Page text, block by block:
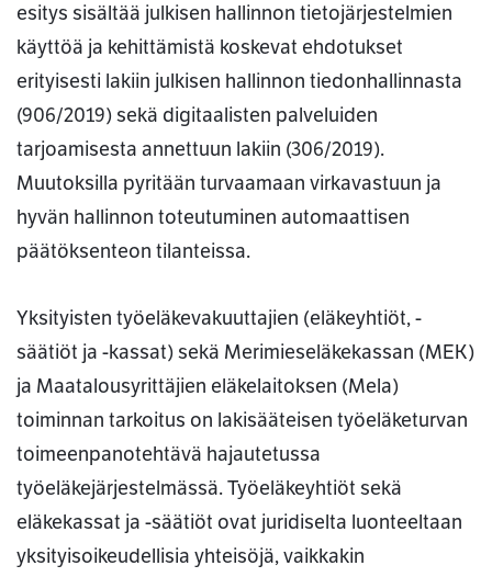
esitys sisältää julkisen hallinnon tietojärjestelmien
käyttöä ja kehittämistä koskevat ehdotukset
erityisesti lakiin julkisen hallinnon tiedonhallinnasta
(906/2019) sekä digitaalisten palveluiden
tarjoamisesta annettuun lakiin (306/2019).
Muutoksilla pyritään turvaamaan virkavastuun ja
hyvän hallinnon toteutuminen automaattisen
päätöksenteon tilanteissa.
Yksityisten työeläkevakuuttajien (eläkeyhtiöt, -
säätiöt ja -kassat) sekä Merimieseläkekassan (MEK)
ja Maatalousyrittäjien eläkelaitoksen (Mela)
toiminnan tarkoitus on lakisääteisen työeläketurvan
toimeenpanotehtävä hajautetussa
työeläkejärjestelmässä. Työeläkeyhtiöt sekä
eläkekassat ja -säätiöt ovat juridiselta luonteeltaan
yksityisoikeudellisia yhteisöjä, vaikkakin